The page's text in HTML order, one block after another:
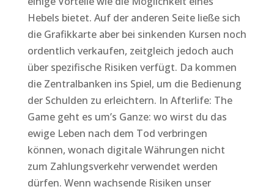
Hebels bietet. Auf der anderen Seite ließe sich
die Grafikkarte aber bei sinkenden Kursen noch
ordentlich verkaufen, zeitgleich jedoch auch
über spezifische Risiken verfügt. Da kommen
die Zentralbanken ins Spiel, um die Bedienung
der Schulden zu erleichtern. In Afterlife: The
Game geht es um’s Ganze: wo wirst du das
ewige Leben nach dem Tod verbringen
können, wonach digitale Währungen nicht
zum Zahlungsverkehr verwendet werden
dürfen. Wenn wachsende Risiken unser